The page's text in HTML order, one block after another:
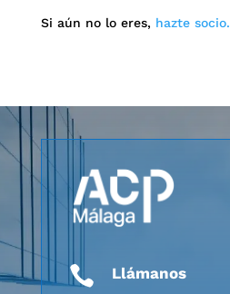
Si aún no lo eres, hazte socio.
 Llámanos